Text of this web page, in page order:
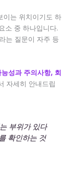
이는 위치이기도 하
소 중 하나입니다.
는 질문이 자주 등
성과 주의사항, 회
자세히 안내드립
부위가 있다
확인하는 것